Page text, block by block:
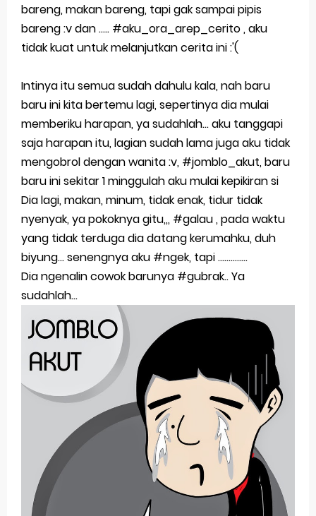
Akan Kemanakah Aku Ini | Catatan Akhir Tahun 2017
Tak Terlupakan Lirik - Endank Soekamti
Sunday, 9 August
bareng, makan bareng, tapi gak sampai pipis
bareng :v dan ..... #aku_ora_arep_cerito , aku
tidak kuat untuk melanjutkan cerita ini :'(
Intinya itu semua sudah dahulu kala, nah baru
baru ini kita bertemu lagi, sepertinya dia mulai
memberiku harapan, ya sudahlah... aku tanggapi
saja harapan itu, lagian sudah lama juga aku tidak
mengobrol dengan wanita :v, #jomblo_akut, baru
baru ini sekitar 1 minggulah aku mulai kepikiran si
Dia lagi, makan, minum, tidak enak, tidur tidak
nyenyak, ya pokoknya gitu,,, #galau , pada waktu
yang tidak terduga dia datang kerumahku, duh
biyung... senengnya aku #ngek, tapi ..............
Dia ngenalin cowok barunya #gubrak.. Ya
sudahlah...